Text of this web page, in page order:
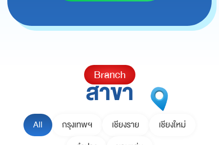
Branch
สาขา
All กรุงเทพฯ เชียงราย
เชียงใหม่